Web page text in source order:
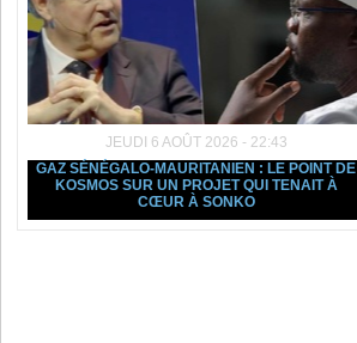
JEUDI 6 AOÛT 2026 - 22:43
GAZ SÉNÉGALO-MAURITANIEN : LE POINT DE
KOSMOS SUR UN PROJET QUI TENAIT À
CŒUR À SONKO